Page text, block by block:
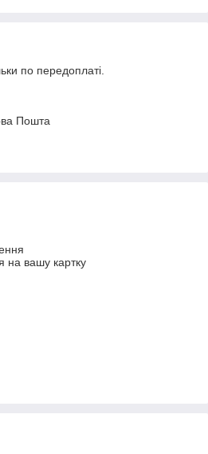
по передоплаті.
Пошта
на вашу картку